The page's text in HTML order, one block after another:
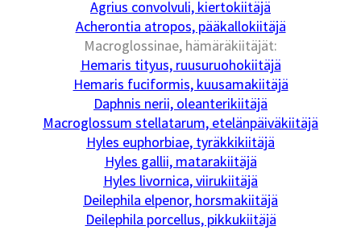
Agrius convolvuli, kiertokiitäjä
Acherontia atropos, pääkallokiitäjä
Macroglossinae, hämäräkiitäjät:
Hemaris tityus, ruusuruohokiitäjä
Hemaris fuciformis, kuusamakiitäjä
Daphnis nerii, oleanterikiitäjä
Macroglossum stellatarum, etelänpäiväkiitäjä
Hyles euphorbiae, tyräkkikiitäjä
Hyles gallii, matarakiitäjä
Hyles livornica, viirukiitäjä
Deilephila elpenor, horsmakiitäjä
Deilephila porcellus, pikkukiitäjä